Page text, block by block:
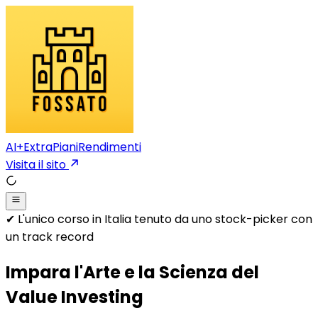
AI+ExtraPianiRendimenti
Visita il sito
✔︎ L'unico corso in Italia tenuto da uno stock-picker con
un track record
Impara l'Arte e la Scienza del
Value Investing